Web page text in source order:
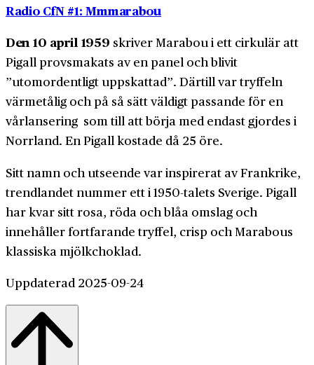
Radio CfN #1: Mmmarabou
Den 10 april 1959 skriver Marabou i ett cirkulär att
Pigall provsmakats av en panel och blivit
”utomordentligt uppskattad”. Därtill var tryffeln
värmetålig och på så sätt väldigt passande för en
vårlansering som till att börja med endast gjordes i
Norrland. En Pigall kostade då 25 öre.
Sitt namn och utseende var inspirerat av Frankrike,
trendlandet nummer ett i 1950-talets Sverige. Pigall
har kvar sitt rosa, röda och blåa omslag och
innehåller fortfarande tryffel, crisp och Marabous
klassiska mjölkchoklad.
Uppdaterad 2025-09-24